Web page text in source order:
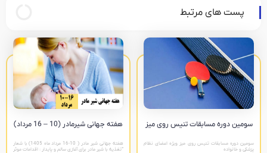
پست های مرتبط
سومین دوره مسابقات تنیس روی میز‎
سومین دوره مسابقات تنیس روی میز ویژه اعضای نظام
پزشکی و خانواده
هفته جهانی شیرمادر (10 – 16 مرداد)
هفته جهانی شیر مادر ( 10-16 مرداد ماه 1405) با شعار
“تغذیه با شیر مادر برای آغازی سالم و پایدار : اقدامات موثر